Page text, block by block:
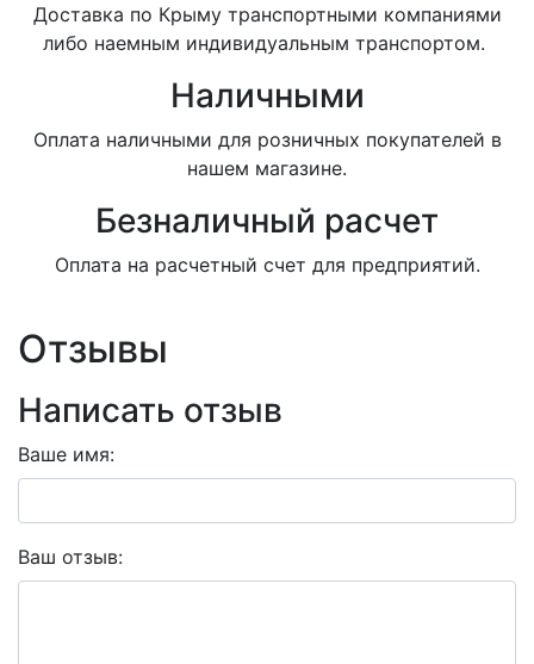
Доставка по Крыму транспортными компаниями
либо наемным индивидуальным транспортом.
Наличными
Оплата наличными для розничных покупателей в
нашем магазине.
Безналичный расчет
Оплата на расчетный счет для предприятий.
Отзывы
Написать отзыв
Ваше имя:
Ваш отзыв: